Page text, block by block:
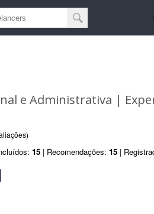
e Administrativa |
15 | Recomendações: 15 |